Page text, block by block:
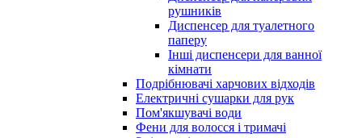
рушників
Диспенсер для туалетного
паперу
Інші диспенсери для ванної
кімнати
Подрібнювачі харчових відходів
Електричні сушарки для рук
Пом'якшувачі води
Фени для волосся і тримачі